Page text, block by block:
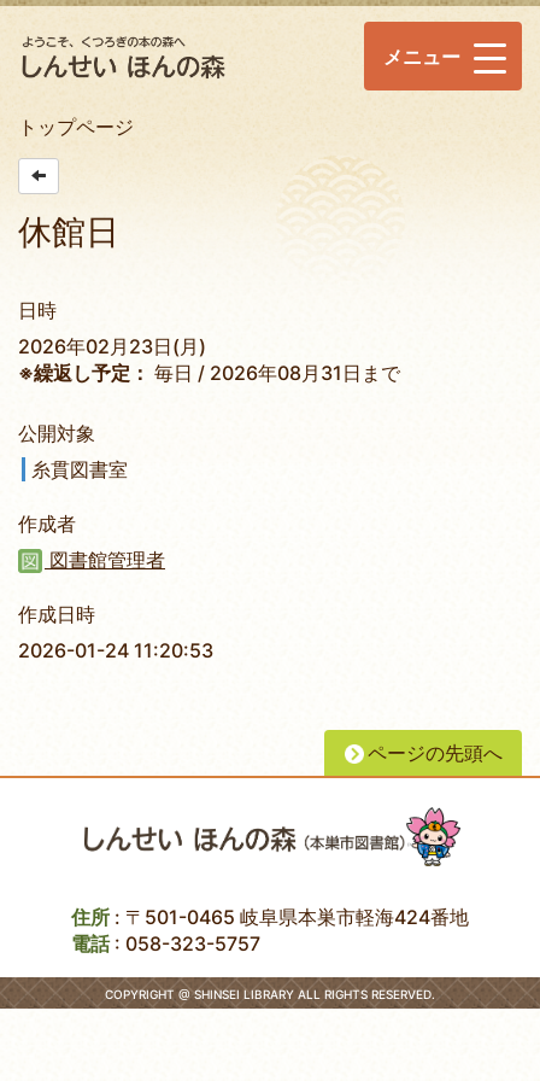
メニュー
トップページ
休館日
日時
2026年02月23日(月)
※繰返し予定： 毎日 / 2026年08月31日まで
公開対象
糸貫図書室
作成者
図書館管理者
作成日時
2026-01-24 11:20:53
ページの先頭へ
住所 : 〒501-0465 岐阜県本巣市軽海424番地
電話: 058-323-5757
COPYRIGHT @ SHINSEI LIBRARY ALL RIGHTS RESERVED.